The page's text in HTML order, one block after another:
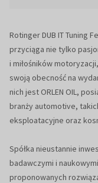
Rotinger DUB IT Tuning
przyciąga nie tylko
i miłośników
swoją obecność na
nich jest ORLEN OIL,
branży automotive,
eksploatacyjne oraz
Spółka nieustannie
badawczymi i
proponowanych